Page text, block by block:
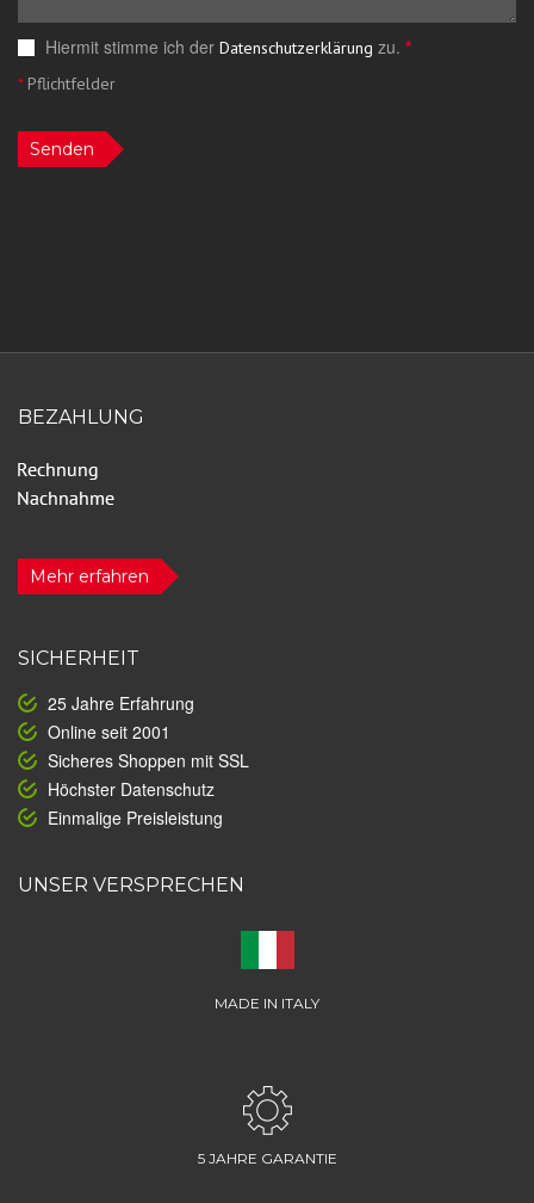
Hiermit stimme ich der Datenschutzerklärung zu. *
*Pflichtfelder
Senden
BEZAHLUNG
Mehr erfahren
SICHERHEIT
25 Jahre Erfahrung
Online seit 2001
Sicheres Shoppen mit SSL
Höchster Datenschutz
Einmalige Preisleistung
UNSER VERSPRECHEN
MADE IN ITALY
5 JAHRE GARANTIE